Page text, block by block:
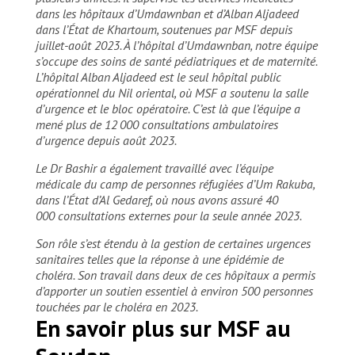
dans les hôpitaux d’Umdawnban et d’Alban Aljadeed
dans l’État de Khartoum, soutenues par MSF depuis
juillet-août 2023. À l’hôpital d’Umdawnban, notre équipe
s’occupe des soins de santé pédiatriques et de maternité.
L’hôpital Alban Aljadeed est le seul hôpital public
opérationnel du Nil oriental, où MSF a soutenu la salle
d’urgence et le bloc opératoire. C’est là que l’équipe a
mené plus de 12 000 consultations ambulatoires
d’urgence depuis août 2023.
Le Dr Bashir a également travaillé avec l’équipe
médicale du camp de personnes réfugiées d’Um Rakuba,
dans l’État d’Al Gedaref, où nous avons assuré 40
000 consultations externes pour la seule année 2023.
Son rôle s’est étendu à la gestion de certaines urgences
sanitaires telles que la réponse à une épidémie de
choléra. Son travail dans deux de ces hôpitaux a permis
d’apporter un soutien essentiel à environ 500 personnes
touchées par le choléra en 2023.
En savoir plus sur MSF au